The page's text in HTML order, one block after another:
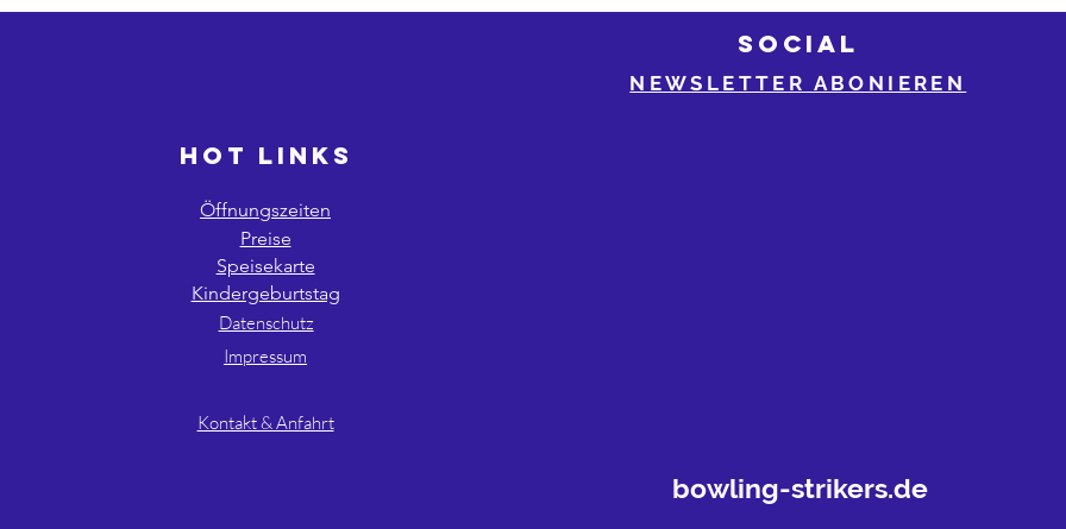
HOT LINKS
Öffnungszeiten
Preise
Speisekarte
Kindergeburtstag
Datenschutz
Impressum
Kontakt & Anfahrt
SOCIAL
NEWSLETTER ABONIEREN
bowling-strikers.de